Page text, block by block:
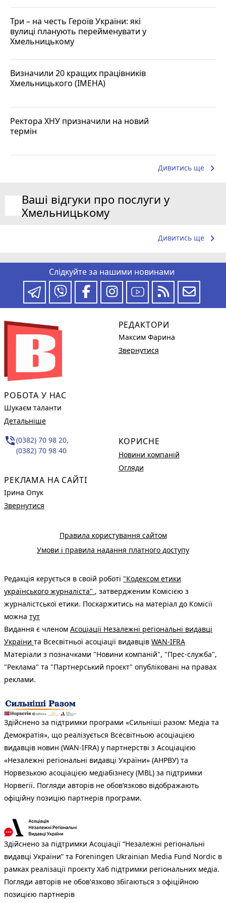
Три – на честь Героїв України: які
вулиці планують перейменувати у
Хмельницькому
Визначили 20 кращих працівників
Хмельницького (ІМЕНА)
Ректора ХНУ призначили на новий
термін
Дивитись ще keyboard_arrow_right
Ваші відгуки про послуги у
Хмельницькому
Дивитись ще keyboard_arrow_right
Слідкуйте за нашими новинами
РОБОТА У НАС
Шукаєм таланти
Детальніше
phone_in_talk(0382) 70 98 20,
(0382) 70 98 40
РЕКЛАМА НА САЙТІ
Ірина Опук
Звернутися
РЕДАКТОРИ
Максим Фарина
Звернутися
КОРИСНЕ
Новини компаній
Огляди
Правила користування сайтом
Умови і правила надання платного доступу
Редакція керується в своїй роботі "Кодексом етики
українського журналіста" , затвердженим Комісією з
журналістської етики. Поскаржитись на матеріал до Комісії
можна тут
Видання є членом Асоціації Незалежні регіональні видавці
України та Всесвітньої асоціації видавців WAN-IFRA
Матеріали з позначками "Новини компаній", "Прес-служба",
"Реклама" та "Партнерський проєкт" опубліковані на правах
реклами.
Здійснено за підтримки програми «Сильніші разом: Медіа та
Демократія», що реалізується Всесвітньою асоціацією
видавців новин (WAN-IFRA) у партнерстві з Асоціацією
«Незалежні регіональні видавці України» (АНРВУ) та
Норвезькою асоціацією медіабізнесу (MBL) за підтримки
Норвегії. Погляди авторів не обов’язково відображають
офіційну позицію партнерів програми.
Здійснено за підтримки Асоціації “Незалежні регіональні
видавці України” та Foreningen Ukrainian Media Fund Nordic в
рамках реалізації проєкту Хаб підтримки регіональних медіа.
Погляди авторів не обов'язково збігаються з офіційною
позицією партнерів